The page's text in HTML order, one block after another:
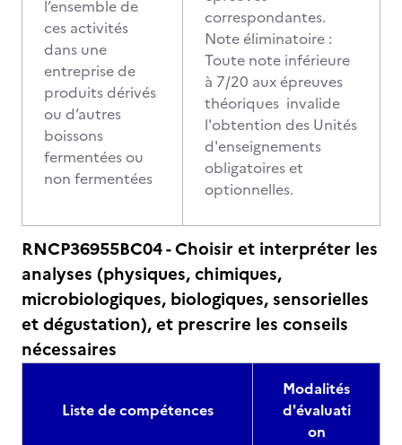
l’ensemble de
ces activités
dans une
entreprise de
produits dérivés
ou d’autres
boissons
fermentées ou
non fermentées
correspondantes.
Note éliminatoire :
Toute note inférieure
à 7/20 aux épreuves
théoriques invalide
l'obtention des Unités
d'enseignements
obligatoires et
optionnelles.
RNCP36955BC04 - Choisir et interpréter les
analyses (physiques, chimiques,
microbiologiques, biologiques, sensorielles
et dégustation), et prescrire les conseils
nécessaires
Liste de compétences
Modalités
d'évaluati
on